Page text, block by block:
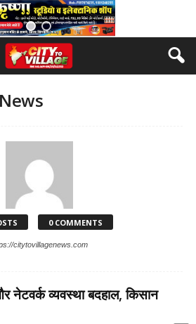
0 COMMENTS
citytovillagenews.com
नेटवर्क व्यवस्था बदहाल, किसान